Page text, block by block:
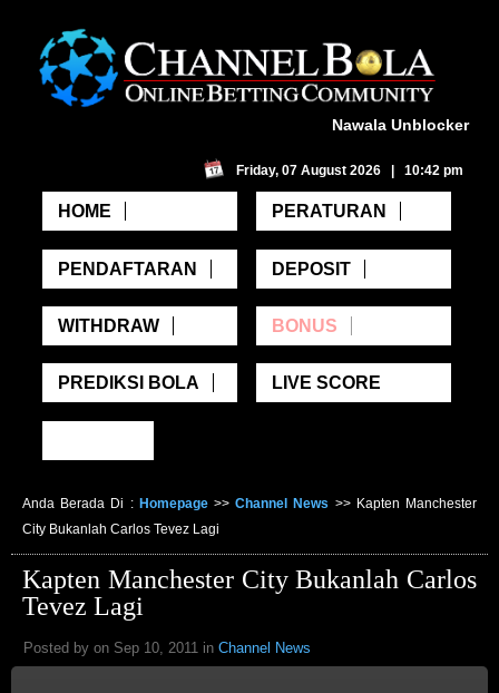
Nawala Unblocker
Friday, 07 August 2026 | 10:42 pm
HOME PERATURAN
PENDAFTARAN DEPOSIT
WITHDRAW BONUS
PREDIKSI BOLA LIVE SCORE
Anda Berada Di : Homepage>>Channel News >> Kapten Manchester
City Bukanlah Carlos Tevez Lagi
Kapten Manchester City Bukanlah Carlos
Tevez Lagi
Posted by on Sep 10, 2011 in Channel News